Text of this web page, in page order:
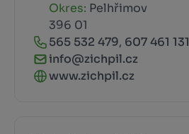
Okres: Pelhřimov
396 01
565 532 479, 607 461 131
info@zichpil.cz
www.zichpil.cz